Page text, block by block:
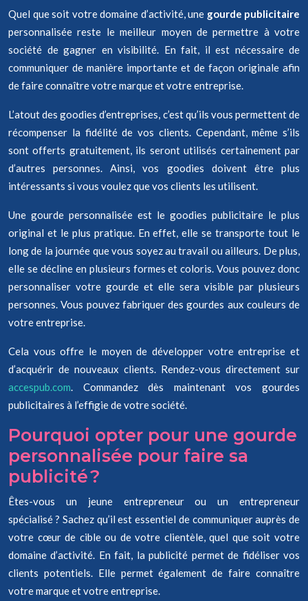
Quel que soit votre domaine d’activité, une gourde publicitaire
personnalisée reste le meilleur moyen de permettre à votre
société de gagner en visibilité. En fait, il est nécessaire de
communiquer de manière importante et de façon originale afin
de faire connaître votre marque et votre entreprise.
L’atout des goodies d’entreprises, c’est qu’ils vous permettent de
récompenser la fidélité de vos clients. Cependant, même s’ils
sont offerts gratuitement, ils seront utilisés certainement par
d’autres personnes. Ainsi, vos goodies doivent être plus
intéressants si vous voulez que vos clients les utilisent.
Une gourde personnalisée est le goodies publicitaire le plus
original et le plus pratique. En effet, elle se transporte tout le
long de la journée que vous soyez au travail ou ailleurs. De plus,
elle se décline en plusieurs formes et coloris. Vous pouvez donc
personnaliser votre gourde et elle sera visible par plusieurs
personnes. Vous pouvez fabriquer des gourdes aux couleurs de
votre entreprise.
Cela vous offre le moyen de développer votre entreprise et
d’acquérir de nouveaux clients. Rendez-vous directement sur
accespub.com. Commandez dès maintenant vos gourdes
publicitaires à l’effigie de votre société.
Pourquoi opter pour une gourde
personnalisée pour faire sa
publicité ?
Êtes-vous un jeune entrepreneur ou un entrepreneur
spécialisé ? Sachez qu’il est essentiel de communiquer auprès de
votre cœur de cible ou de votre clientèle, quel que soit votre
domaine d’activité. En fait, la publicité permet de fidéliser vos
clients potentiels. Elle permet également de faire connaître
votre marque et votre entreprise.